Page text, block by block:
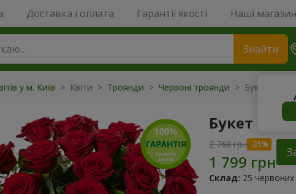
Доставка і оплата Гарантії якості Наші
Знайти
у м. Київ > Квіти > Троянди > Червоні троянди > Букет з 25
Букет з
2 768 грн
Склад: 25